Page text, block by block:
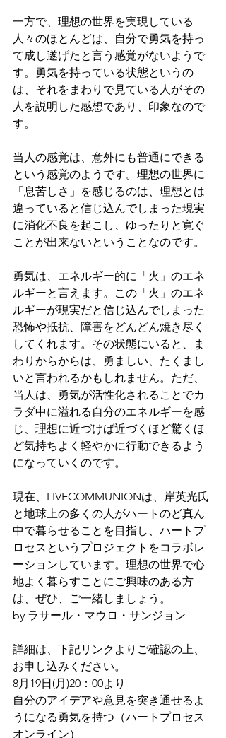
一方で、理想の世界を実現している
人々のほとんどは、自分で勇気を持っ
て成し遂げたと言う感覚がないようで
す。勇気を持っている状態というの
は、それをまわりで見ている人がその
人を説明した感想であり、印象なので
す。
当人の感覚は、意外にも普通にできる
という感覚のようです。理想の世界に
「息苦しさ」を感じるのは、理想とは
違っていると信じ込んでしまった現実
に消化不良を起こし、ゆったりと寛ぐ
ことが出来ないということなのです。
勇気は、エネルギー的に「火」のエネ
ルギーと言えます。この「火」のエネ
ルギーが現実だと信じ込んでしまった
恐怖や抵抗、障害をどんどん焼き尽く
してくれます。その状態にいると、ま
わりからからは、勇ましい、たくまし
いと言われるかもしれません。ただ、
当人は、勇気が活性化されることでカ
ラダ中に溢れる自分のエネルギーを感
じ、理想に近づけば近づくほど驚くほ
ど気持ちよく軽やかに行動できるよう
になっていくのです。
現在、LIVECOMMUNIONは、岸英光氏
と地球上の多くの人がハートのど真ん
中で暮らせることを目指し、ハートプ
ロセスというプロジェクトをコラボレ
ーションしています。理想の世界で心
地よく暮らすことにご興味のある方
は、ぜひ、ご一緒しましょう。
by ラサール・マウロ・サンジョン
詳細は、下記リンクよりご確認の上、
お申し込みください。
8月19日(月)20：00より
自分のアイデアや意見を突き通せるよ
うになる勇気を持つ（ハートプロセス
オンライン）